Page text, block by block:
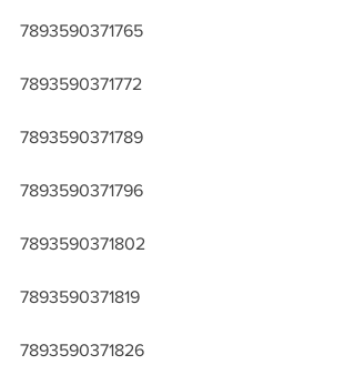
7893590371765
7893590371772
7893590371789
7893590371796
7893590371802
7893590371819
7893590371826